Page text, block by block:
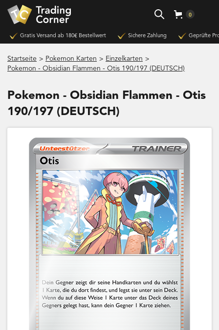
0
Gratis Versand ab 180€ Bestellwert Sichere Zahlung Geprüfte
Startseite > Pokemon Karten > Einzelkarten >
Pokemon - Obsidian Flammen - Otis 190/197 (DEUTSCH)
Pokemon - Obsidian Flammen - Otis
190/197 (DEUTSCH)